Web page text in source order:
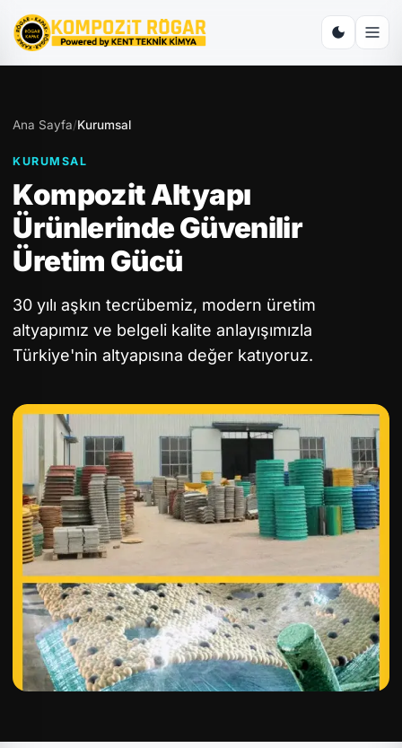
Ana Sayfa/Kurumsal
KURUMSAL
Kompozit Altyapı
Ürünlerinde Güvenilir
Üretim Gücü
30 yılı aşkın tecrübemiz, modern üretim
altyapımız ve belgeli kalite anlayışımızla
Türkiye'nin altyapısına değer katıyoruz.